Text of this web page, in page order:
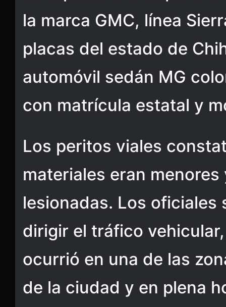
la marca GMC, línea
placas del estado de
automóvil sedán MG
con matrícula estatal y
Los peritos viales
materiales eran
lesionadas. Los oficiales
dirigir el tráfico
ocurrió en una de las
de la ciudad y en plena